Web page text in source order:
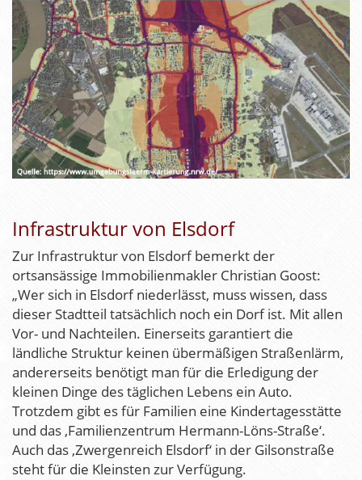
Infrastruktur von Elsdorf
Zur Infrastruktur von Elsdorf bemerkt der
ortsansässige Immobilienmakler Christian Goost:
„Wer sich in Elsdorf niederlässt, muss wissen, dass
dieser Stadtteil tatsächlich noch ein Dorf ist. Mit allen
Vor- und Nachteilen. Einerseits garantiert die
ländliche Struktur keinen übermäßigen Straßenlärm,
andererseits benötigt man für die Erledigung der
kleinen Dinge des täglichen Lebens ein Auto.
Trotzdem gibt es für Familien eine Kindertagesstätte
und das ‚Familienzentrum Hermann-Löns-Straße‘.
Auch das ‚Zwergenreich Elsdorf‘ in der Gilsonstraße
steht für die Kleinsten zur Verfügung.